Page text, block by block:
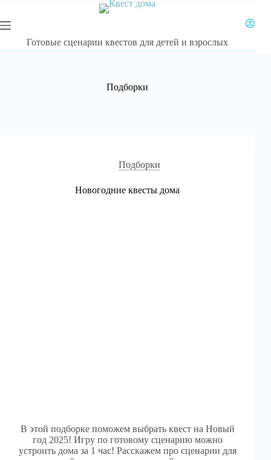
сути
Готовые сценарии квестов для детей и взрослых
Подборки
Подборки
Новогодние квесты дома
В этой подборке поможем выбрать квест на Новый
год 2025! Игру по готовому сценарию можно
устроить дома за 1 час! Расскажем про сценарии для